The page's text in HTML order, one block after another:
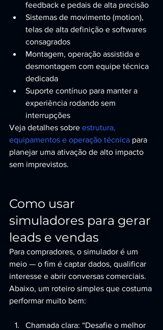
feedback e pedais de alta precisão
Sistemas de movimento (motion),
telas de alta definição e softwares
consagrados
Montagem, operação assistida e
desmontagem com equipe técnica
dedicada
Suporte contínuo para manter a
experiência rodando sem
interrupções
Veja detalhes sobre estrutura,
equipamentos e operação técnica para
planejar uma ativação de alto impacto
sem imprevistos.
Como usar
simuladores para gerar
leads e vendas
Para compradores, o simulador é um
meio — o fim é captar dados, qualificar
interesse e abrir conversas comerciais.
Abaixo, um roteiro simples que costuma
performar muito bem:
Chamada clara: “Desafie o melhor